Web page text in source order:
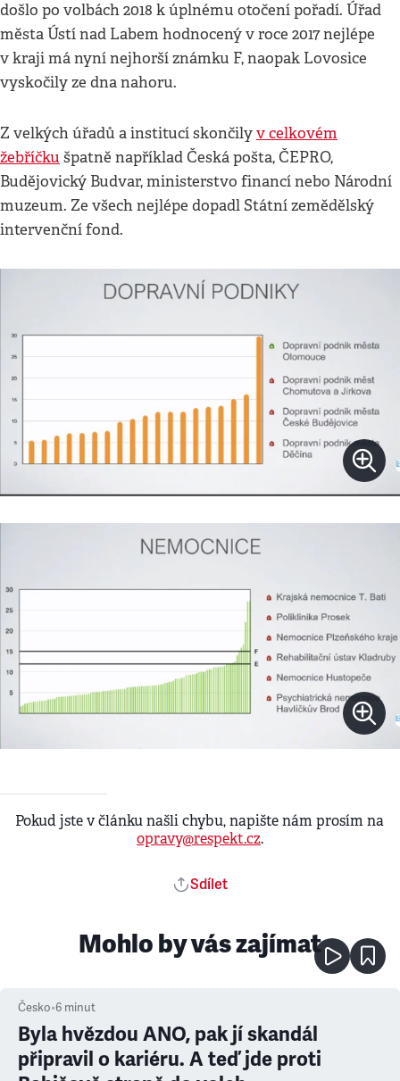
došlo po volbách 2018 k úplnému otočení pořadí. Úřad
města Ústí nad Labem hodnocený v roce 2017 nejlépe
v kraji má nyní nejhorší známku F, naopak Lovosice
vyskočily ze dna nahoru.
Z velkých úřadů a institucí skončilyv celkovém
žebříčku špatně například Česká pošta, ČEPRO,
Budějovický Budvar, ministerstvo financí nebo Národní
muzeum. Ze všech nejlépe dopadl Státní zemědělský
intervenční fond.
Pokud jste v článku našli chybu, napište nám prosím na
opravy@respekt.cz.
Sdílet
Mohlo by vás zajímat
Česko•6 minut
Byla hvězdou ANO, pak jí skandál
připravil o kariéru. A teď jde proti